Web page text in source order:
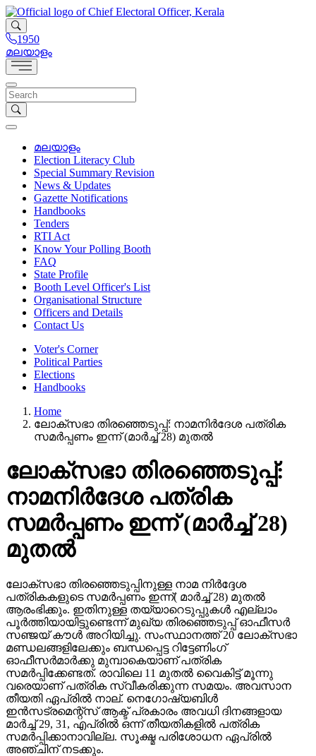
1950
മലയാളം
മലയാളം
Election Literacy Club
Special Summary Revision
News & Updates
Gazette Notifications
Handbooks
Tenders
RTI Act
Know Your Polling Booth
FAQ
State Profile
Booth Level Officer's List
Organisational Structure
Officers and Details
Contact Us
Voter's Corner
Political Parties
Elections
Handbooks
Home
ലോക്സഭാ തിരഞ്ഞെടുപ്പ്: നാമനിർദേശ പത്രിക
സമർപ്പണം ഇന്ന് (മാർച്ച് 28) മുതൽ
ലോക്സഭാ തിരഞ്ഞെടുപ്പ്:
നാമനിർദേശ പത്രിക
സമർപ്പണം ഇന്ന് (മാർച്ച് 28)
മുതൽ
ലോക്സഭാ തിരഞ്ഞെടുപ്പിനുള്ള നാമ നിർദ്ദേശ
പത്രികകളുടെ സമർപ്പണം ഇന്ന്( മാർച്ച് 28) മുതൽ
ആരംഭിക്കും. ഇതിനുള്ള തയ്യാറെടുപ്പുകൾ എല്ലാം
പൂർത്തിയായിട്ടുണ്ടെന്ന് മുഖ്യ തിരഞ്ഞെടുപ്പ് ഓഫീസർ
സഞ്ജയ് കൗൾ അറിയിച്ചു. സംസ്ഥാനത്ത് 20 ലോക്സഭാ
മണ്ഡലങ്ങളിലേക്കും ബന്ധപ്പെട്ട റിട്ടേണിംഗ്
ഓഫീസർമാർക്കു മുമ്പാകെയാണ് പത്രിക
സമർപ്പിക്കേണ്ടത്. രാവിലെ 11 മുതൽ വൈകിട്ട് മൂന്നു
വരെയാണ് പത്രിക സ്വീകരിക്കുന്ന സമയം. അവസാന
തീയതി ഏപ്രിൽ നാല്. നെഗോഷ്യബിള്‍
ഇന്‍സട്രമെന്റ്‌സ് ആക്ട് പ്രകാരം അവധി ദിനങ്ങളായ
മാര്‍ച്ച് 29, 31, എപ്രില്‍ ഒന്ന് തീയതികളില്‍ പത്രിക
സമര്‍പ്പിക്കാനാവില്ല. സൂക്ഷ്മ പരിശോധന ഏപ്രിൽ
അഞ്ചിന് നടക്കും.